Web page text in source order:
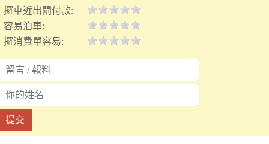
攞車近出閘付款:
容易泊車:
攞消費單容易:
提交